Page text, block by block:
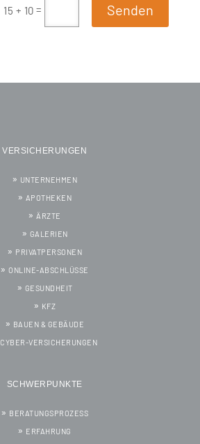
15 + 10 = Senden
VERSICHERUNGEN
UNTERNEHMEN
APOTHEKEN
ÄRZTE
GALERIEN
PRIVATPERSONEN
ONLINE-ABSCHLÜSSE
GESUNDHEIT
KFZ
BAUEN & GEBÄUDE
CYBER-VERSICHERUNGEN
SCHWERPUNKTE
BERATUNGSPROZESS
ERFAHRUNG